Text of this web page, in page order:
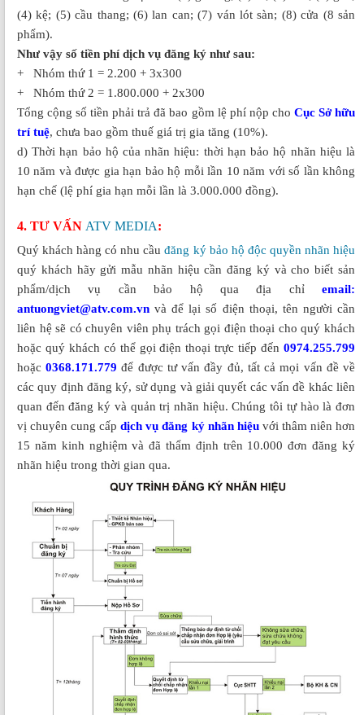
(4) kệ; (5) cầu thang; (6) lan can; (7) ván lót sàn; (8) cửa (8 sản
phẩm).
Như vậy số tiền phí dịch vụ đăng ký như sau:
+ Nhóm thứ 1 = 2.200 + 3x300
+ Nhóm thứ 2 = 1.800.000 + 2x300
Tổng cộng số tiền phải trả đã bao gồm lệ phí nộp cho Cục Sở hữu
trí tuệ, chưa bao gồm thuế giá trị gia tăng (10%).
d) Thời hạn bảo hộ của nhãn hiệu: thời hạn bảo hộ nhãn hiệu là
10 năm và được gia hạn bảo hộ mỗi lần 10 năm với số lần không
hạn chế (lệ phí gia hạn mỗi lần là 3.000.000 đồng).
4. TƯ VẤN ATV MEDIA:
Quý khách hàng có nhu cầuđăng ký bảo hộ độc quyền nhãn hiệu
quý khách hãy gửi mẫu nhãn hiệu cần đăng ký và cho biết sản
phẩm/dịch vụ cần bảo hộ qua địa chỉ email:
antuongviet@atv.com.vn và để lại số điện thoại, tên người cần
liên hệ sẽ có chuyên viên phụ trách gọi điện thoại cho quý khách
hoặc quý khách có thể gọi điện thoại trực tiếp đến 0974.255.799
hoặc0368.171.779 để được tư vấn đầy đủ, tất cả mọi vấn đề về
các quy định đăng ký, sử dụng và giải quyết các vấn đề khác liên
quan đến đăng ký và quản trị nhãn hiệu. Chúng tôi tự hào là đơn
vị chuyên cung cấpdịch vụ đăng ký nhãn hiệuvới thâm niên hơn
15 năm kinh nghiệm và đã thẩm định trên 10.000 đơn đăng ký
nhãn hiệu trong thời gian qua.